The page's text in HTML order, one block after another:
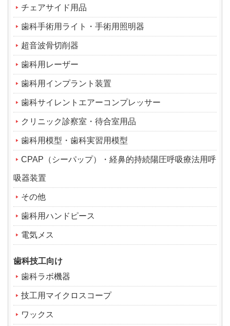
チェアサイド用品
歯科手術用ライト・手術用照明器
超音波骨切削器
歯科用レーザー
歯科用インプラント装置
歯科サイレントエアーコンプレッサー
クリニック診察室・待合室用品
歯科用模型・歯科実習用模型
CPAP（シーパップ）・経鼻的持続陽圧呼吸療法用呼
吸器装置
その他
歯科用ハンドピース
電気メス
歯科技工向け
歯科ラボ機器
技工用マイクロスコープ
ワックス